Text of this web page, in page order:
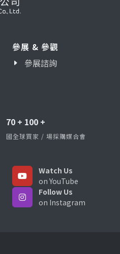
參展 & 參觀
參展諮詢
70 + 100 +
國全球買家 / 場採購媒合會
Watch Us
on YouTube
Follow Us
on Instagram